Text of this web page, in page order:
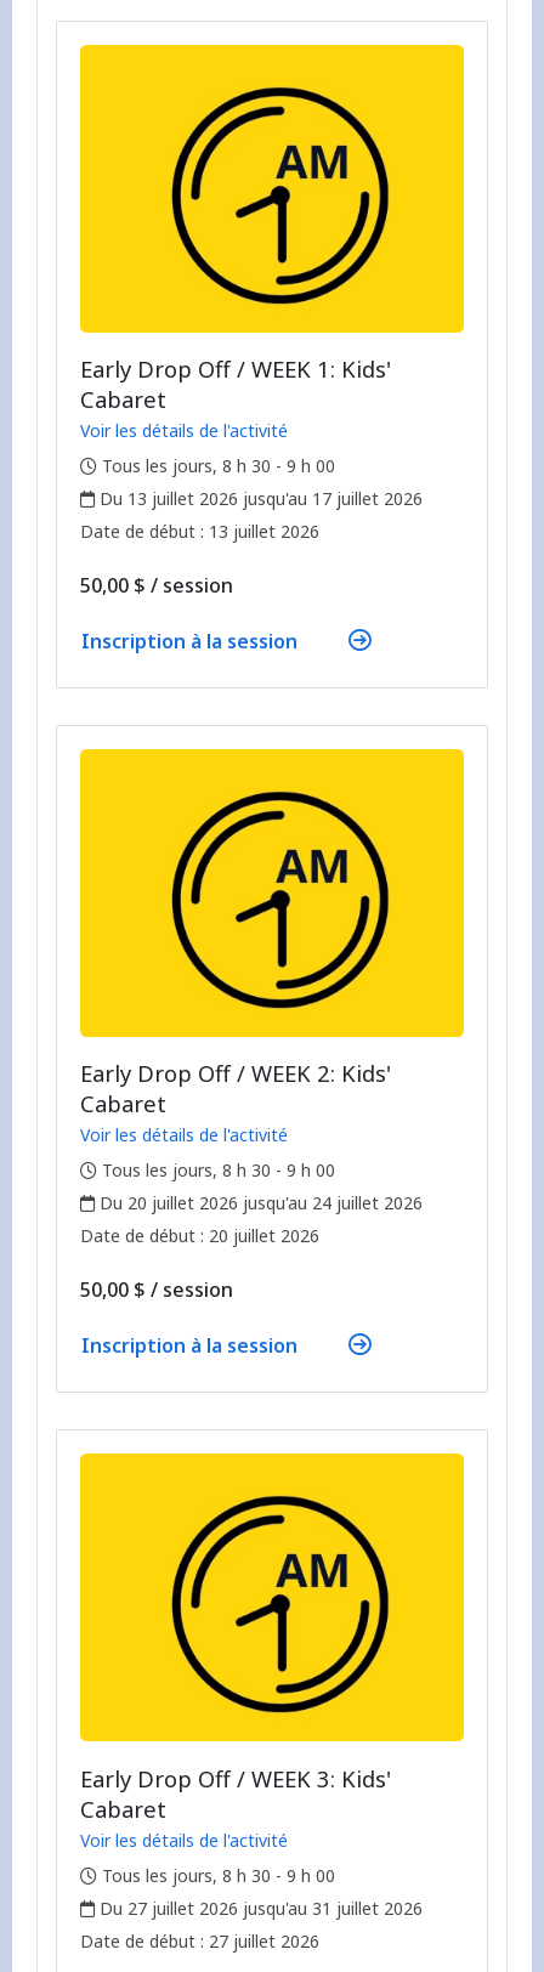
Early Drop Off / WEEK 1: Kids'
Cabaret
Voir les détails de l'activité
,
Tous les jours, 8 h 30 - 9 h 00
,
Du 13 juillet 2026 jusqu'au 17 juillet 2026
,Date de début : ,13 juillet 2026
50,00 $ / par
session
Inscription à la session
Early Drop Off / WEEK 2: Kids'
Cabaret
Voir les détails de l'activité
,
Tous les jours, 8 h 30 - 9 h 00
,
Du 20 juillet 2026 jusqu'au 24 juillet 2026
,Date de début : ,20 juillet 2026
50,00 $ / par
session
Inscription à la session
Early Drop Off / WEEK 3: Kids'
Cabaret
Voir les détails de l'activité
,
Tous les jours, 8 h 30 - 9 h 00
,
Du 27 juillet 2026 jusqu'au 31 juillet 2026
,Date de début : ,27 juillet 2026